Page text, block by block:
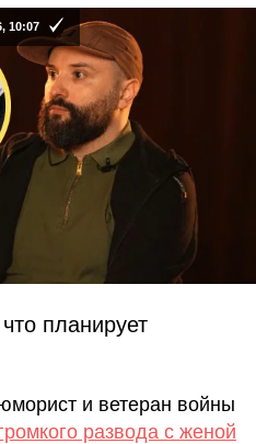
10:07
планирует
и ветеран войны
развода с женой